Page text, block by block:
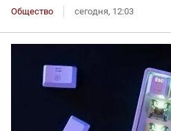
Общество сегодня, 12:03